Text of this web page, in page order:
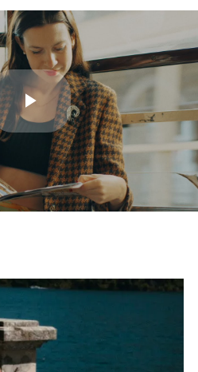
Play
Video